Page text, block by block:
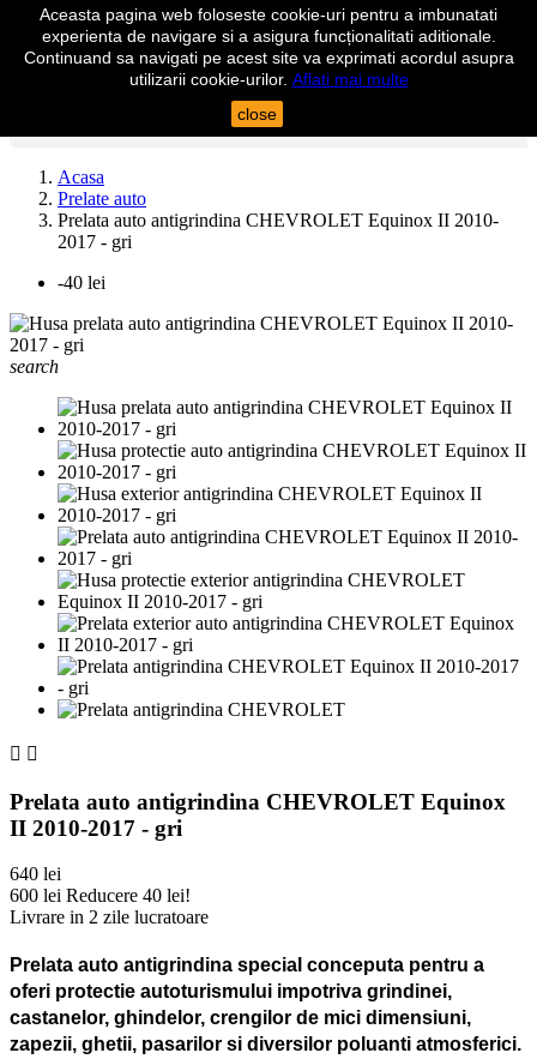
shopping_cart Cos (0)
Acasa
Prelate auto
Prelata auto antigrindina CHEVROLET Equinox II 2010-
2017 - gri
-40 lei
search
 
Prelata auto antigrindina CHEVROLET Equinox
II 2010-2017 - gri
640 lei
600 lei Reducere 40 lei!
Livrare in 2 zile lucratoare
Prelata auto antigrindina special conceputa pentru a
oferi protectie autoturismului impotriva grindinei,
castanelor, ghindelor, crengilor de mici dimensiuni,
zapezii, ghetii, pasarilor si diversilor poluanti atmosferici.
Aceasta pagina web foloseste cookie-uri pentru a imbunatati
experienta de navigare si a asigura funcționalitati aditionale.
Continuand sa navigati pe acest site va exprimati acordul asupra
utilizarii cookie-urilor. Aflati mai multe
close